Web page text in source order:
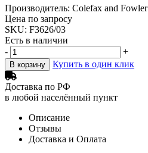
Производитель: Colefax and Fowler
Цена по запросу
SKU: F3626/03
Есть в наличии
-
+
В корзину Купить в один клик
Доставка по РФ
в любой населённый пункт
Описание
Отзывы
Доставка и Оплата